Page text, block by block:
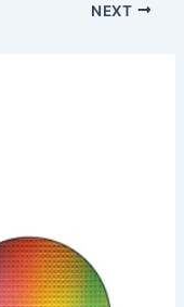
NEXT